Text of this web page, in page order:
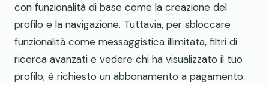
con funzionalità di base come la creazione del
profilo e la navigazione. Tuttavia, per sbloccare
funzionalità come messaggistica illimitata, filtri di
ricerca avanzati e vedere chi ha visualizzato il tuo
profilo, è richiesto un abbonamento a pagamento.